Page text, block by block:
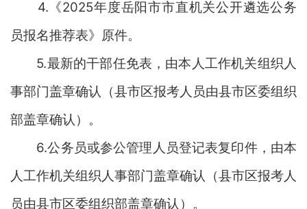
4.《2025年度岳阳市市直机关公开遴选公务
员报名推荐表》原件。
5.最新的干部任免表，由本人工作机关组织人
事部门盖章确认（县市区报考人员由县市区委组织
部盖章确认）。
6.公务员或参公管理人员登记表复印件，由本
人工作机关组织人事部门盖章确认（县市区报考人
员由县市区委组织部盖章确认）。